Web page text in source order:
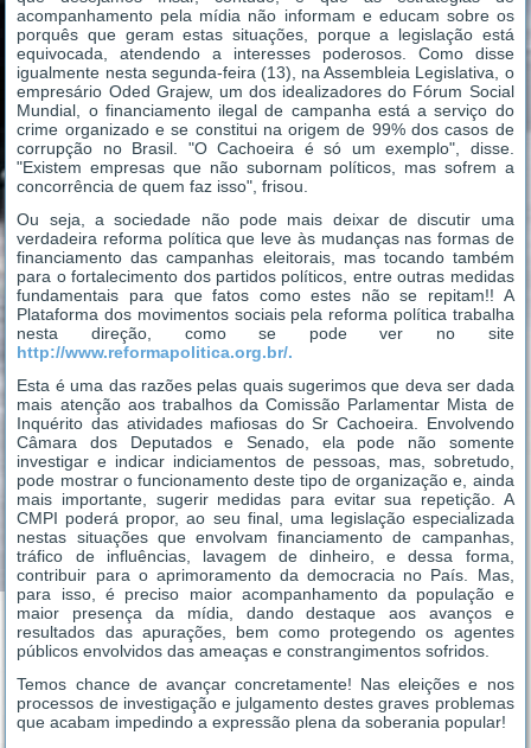
acompanhamento pela mídia não informam e educam sobre os
porquês que geram estas situações, porque a legislação está
equivocada, atendendo a interesses poderosos. Como disse
igualmente nesta segunda-feira (13), na Assembleia Legislativa, o
empresário Oded Grajew, um dos idealizadores do Fórum Social
Mundial, o financiamento ilegal de campanha está a serviço do
crime organizado e se constitui na origem de 99% dos casos de
corrupção no Brasil. "O Cachoeira é só um exemplo", disse.
"Existem empresas que não subornam políticos, mas sofrem a
concorrência de quem faz isso", frisou.
Ou seja, a sociedade não pode mais deixar de discutir uma
verdadeira reforma política que leve às mudanças nas formas de
financiamento das campanhas eleitorais, mas tocando também
para o fortalecimento dos partidos políticos, entre outras medidas
fundamentais para que fatos como estes não se repitam!! A
Plataforma dos movimentos sociais pela reforma política trabalha
nesta direção, como se pode ver no site
http://www.reformapolitica.org.br/.
Esta é uma das razões pelas quais sugerimos que deva ser dada
mais atenção aos trabalhos da Comissão Parlamentar Mista de
Inquérito das atividades mafiosas do Sr Cachoeira. Envolvendo
Câmara dos Deputados e Senado, ela pode não somente
investigar e indicar indiciamentos de pessoas, mas, sobretudo,
pode mostrar o funcionamento deste tipo de organização e, ainda
mais importante, sugerir medidas para evitar sua repetição. A
CMPI poderá propor, ao seu final, uma legislação especializada
nestas situações que envolvam financiamento de campanhas,
tráfico de influências, lavagem de dinheiro, e dessa forma,
contribuir para o aprimoramento da democracia no País. Mas,
para isso, é preciso maior acompanhamento da população e
maior presença da mídia, dando destaque aos avanços e
resultados das apurações, bem como protegendo os agentes
públicos envolvidos das ameaças e constrangimentos sofridos.
Temos chance de avançar concretamente! Nas eleições e nos
processos de investigação e julgamento destes graves problemas
que acabam impedindo a expressão plena da soberania popular!